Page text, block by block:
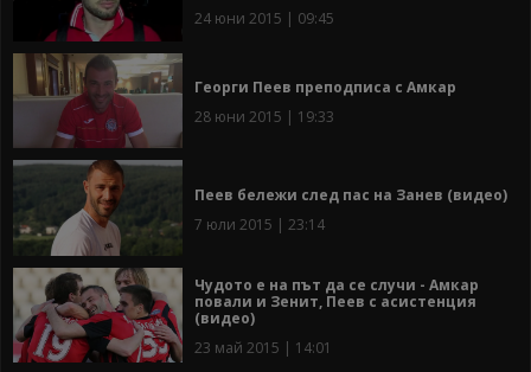
24 юни 2015 | 09:45
Георги Пеев преподписа с Амкар
28 юни 2015 | 19:33
Пеев бележи след пас на Занев (видео)
7 юли 2015 | 23:14
Чудото е на път да се случи - Амкар
повали и Зенит, Пеев с асистенция
(видео)
23 май 2015 | 14:01